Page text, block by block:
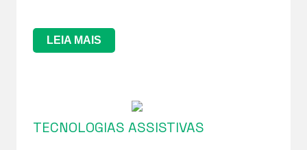
LEIA MAIS
TECNOLOGIAS ASSISTIVAS